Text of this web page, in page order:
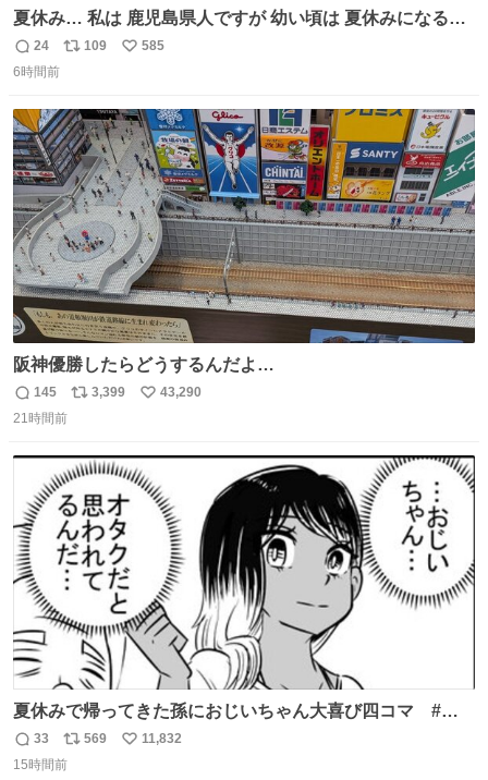
夏休み… 私は 鹿児島県人ですが 幼い頃は 夏休みになると
母の郷… 山梨へ遊びに行くのが楽しみでした 母の実家へ 1
ヶ月近く泊まって … … 今の私は 医療従事者 お盆休み？ﾅﾆ
景 淡い記憶 そんな思い出の風景… ありますか？
返
信
24
リ
ト
数
109
い
数
585
6時間前
阪神優勝したらどうするんだよ…
返
信
145
リ
ト
数
3,399
い
数
43,290
21時間前
夏休みで帰ってきた孫におじいちゃん大喜び四コマ #四
コマ漫画 #Web漫画 #漫画が読めるハッシュタグ
返
信
33
リ
ポ
569
い
11,832
15時間前